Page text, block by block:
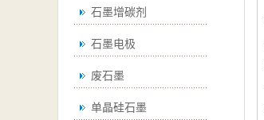
石墨增碳剂
石墨电极
废石墨
单晶硅石墨